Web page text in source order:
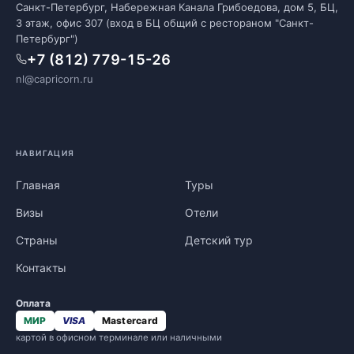
Санкт-Петербург, Набережная Канала Грибоедова, дом 5, БЦ,
3 этаж, офис 307 (вход в БЦ общий с рестораном "Санкт-
Петербург")
+7 (812) 779-15-26
nl@capricorn.ru
НАВИГАЦИЯ
Главная Туры
Визы Отели
Страны Детский тур
Контакты
Оплата
МИР
VISA Mastercard
картой в офисном терминале или наличными